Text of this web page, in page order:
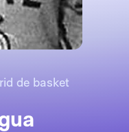
de basket